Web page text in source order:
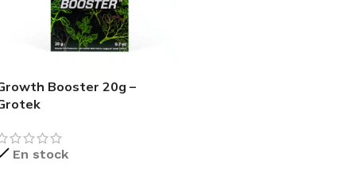
Booster 20g –
En stock